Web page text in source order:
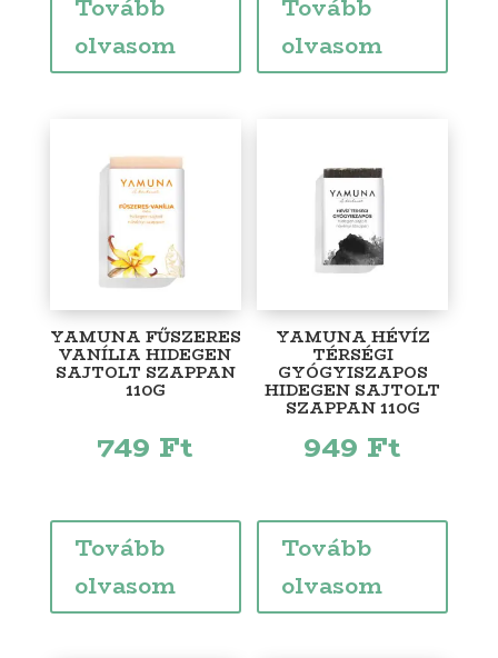
Tovább
olvasom
Tovább
olvasom
YAMUNA FŰSZERES
VANÍLIA HIDEGEN
SAJTOLT SZAPPAN
110G
749 Ft
Tovább
olvasom
YAMUNA HÉVÍZ
TÉRSÉGI
GYÓGYISZAPOS
HIDEGEN SAJTOLT
SZAPPAN 110G
949 Ft
Tovább
olvasom